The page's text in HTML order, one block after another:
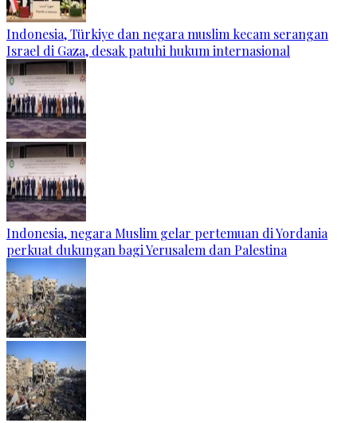
Indonesia, Türkiye dan negara muslim kecam serangan
Israel di Gaza, desak patuhi hukum internasional
Indonesia, negara Muslim gelar pertemuan di Yordania
perkuat dukungan bagi Yerusalem dan Palestina